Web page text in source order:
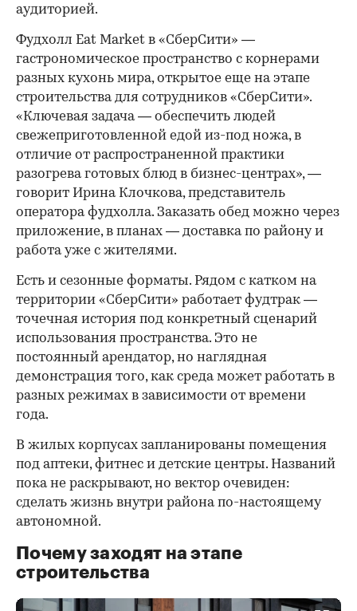
аудиторией.
Фудхолл Eat Market в «СберСити» —
гастрономическое пространство с корнерами
разных кухонь мира, открытое еще на этапе
строительства для сотрудников «СберСити».
«Ключевая задача — обеспечить людей
свежеприготовленной едой из-под ножа, в
отличие от распространенной практики
разогрева готовых блюд в бизнес-центрах», —
говорит Ирина Клочкова, представитель
оператора фудхолла. Заказать обед можно через
приложение, в планах — доставка по району и
работа уже с жителями.
Есть и сезонные форматы. Рядом с катком на
территории «СберСити» работает фудтрак —
точечная история под конкретный сценарий
использования пространства. Это не
постоянный арендатор, но наглядная
демонстрация того, как среда может работать в
разных режимах в зависимости от времени
года.
В жилых корпусах запланированы помещения
под аптеки, фитнес и детские центры. Названий
пока не раскрывают, но вектор очевиден:
сделать жизнь внутри района по-настоящему
автономной.
Почему заходят на этапе
строительства